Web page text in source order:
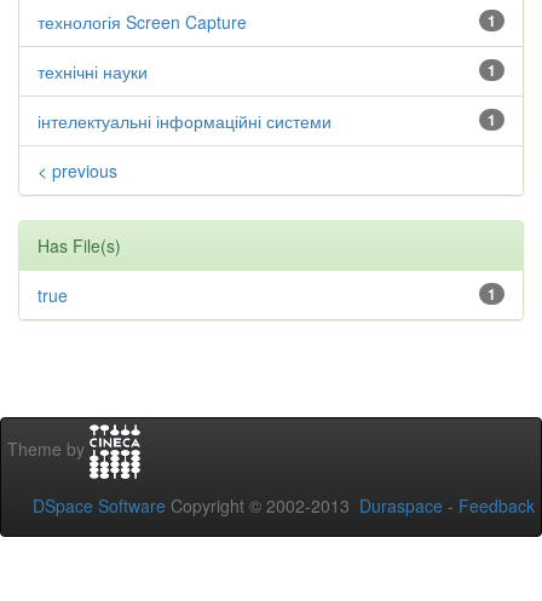
1
технологія Screen Capture
1
технічні науки
1
інтелектуальні інформаційні системи
< previous
Has File(s)
1
true
Theme by
DSpace Software Copyright © 2002-2013 Duraspace - Feedback